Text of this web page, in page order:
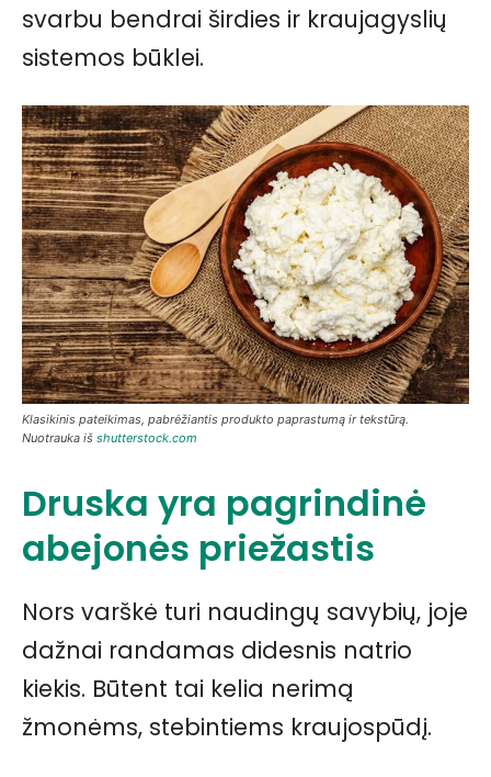
svarbu bendrai širdies ir kraujagyslių
sistemos būklei.
Klasikinis pateikimas, pabrėžiantis produkto paprastumą ir tekstūrą.
Nuotrauka iš shutterstock.com
Druska yra pagrindinė
abejonės priežastis
Nors varškė turi naudingų savybių, joje
dažnai randamas didesnis natrio
kiekis. Būtent tai kelia nerimą
žmonėms, stebintiems kraujospūdį.